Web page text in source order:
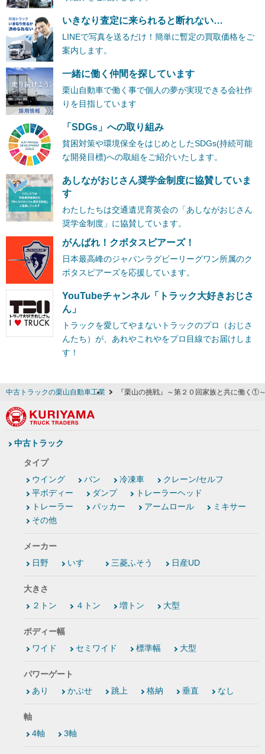
いきなり査定に来られると断れない…
LINEで写真を送るだけ！簡単に暫定の買取価格をご
案内します。
一緒に働く仲間を探しています
栗山自動車で働く事で個人の夢が実現できる会社作
りを目指しています
「SDGs」への取り組み
貧困対策や環境保全をはじめとしたSDGs(持続可能
な開発目標)への取組をご紹介いたします。
あしながおじさん奨学金制度に協賛していま
す
わたしたちは交通遺児育英会の「あしながおじさん
奨学金制度」に協賛しています。
がんばれ！クボタスピアーズ！
日本最高峰のジャパンラグビーリーグワン所属のク
ボタスピアーズを応援しています。
YouTubeチャンネル「トラック大好きおじさ
ん」
トラックを愛してやまないトラックのプロ（おじさ
んたち）が、あれやこれやをプロ目線でお届けしま
す！
中古トラックの栗山自動車工業 『栗山の挑戦』～第２０回家族と共に働く①
中古トラック
タイプ
ウイング
バン 冷凍車
クレーン/セルフ
平ボディー
ダンプ
トレーラーヘッド
トレーラー
パッカー アームロール
ミキサー
その他
メーカー
日野
いすゞ 三菱ふそう 日産UD
大きさ
２トン
４トン 増トン 大型
ボディー幅
ワイド
セミワイド 標準幅 大型
パワーゲート
あり
かぶせ 跳上 格納 垂直 なし
軸
4軸
3軸